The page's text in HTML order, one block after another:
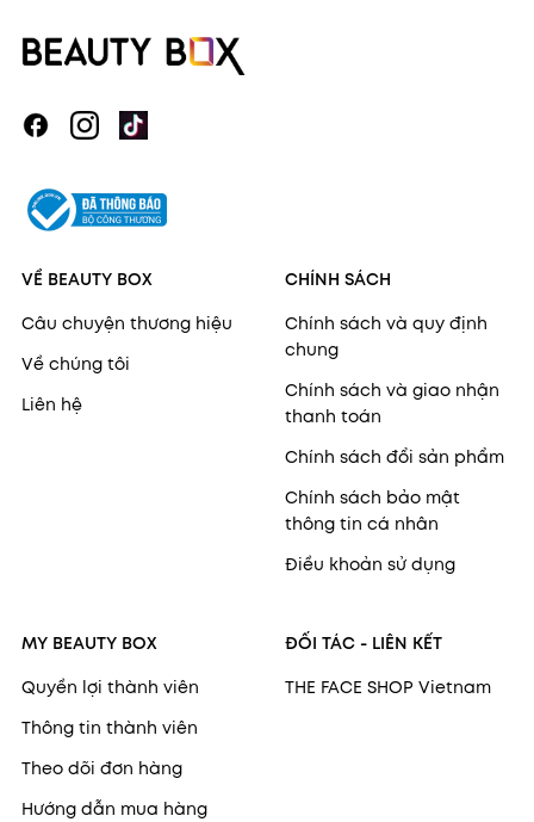
VỀ BEAUTY BOX
Câu chuyện thương hiệu
Về chúng tôi
Liên hệ
CHÍNH SÁCH
Chính sách và quy định
chung
Chính sách và giao nhận
thanh toán
Chính sách đổi sản phẩm
Chính sách bảo mật
thông tin cá nhân
Điều khoản sử dụng
MY BEAUTY BOX
Quyền lợi thành viên
Thông tin thành viên
Theo dõi đơn hàng
Hướng dẫn mua hàng
ĐỐI TÁC - LIÊN KẾT
THE FACE SHOP Vietnam